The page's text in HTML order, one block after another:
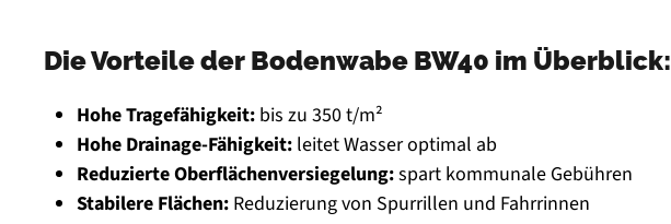
Die Vorteile der Bodenwabe BW40 im Überblick:
Hohe Tragefähigkeit: bis zu 350 t/m²
Hohe Drainage-Fähigkeit: leitet Wasser optimal ab
Reduzierte Oberflächenversiegelung:spart kommunale Gebühren
Stabilere Flächen: Reduzierung von Spurrillen und Fahrrinnen